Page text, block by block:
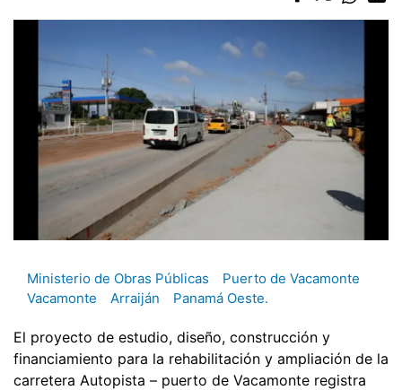
Ministerio de Obras Públicas
Puerto de Vacamonte
Vacamonte
Arraiján Panamá Oeste.
El proyecto de estudio, diseño, construcción y
financiamiento para la rehabilitación y ampliación de la
carretera Autopista – puerto de Vacamonte registra